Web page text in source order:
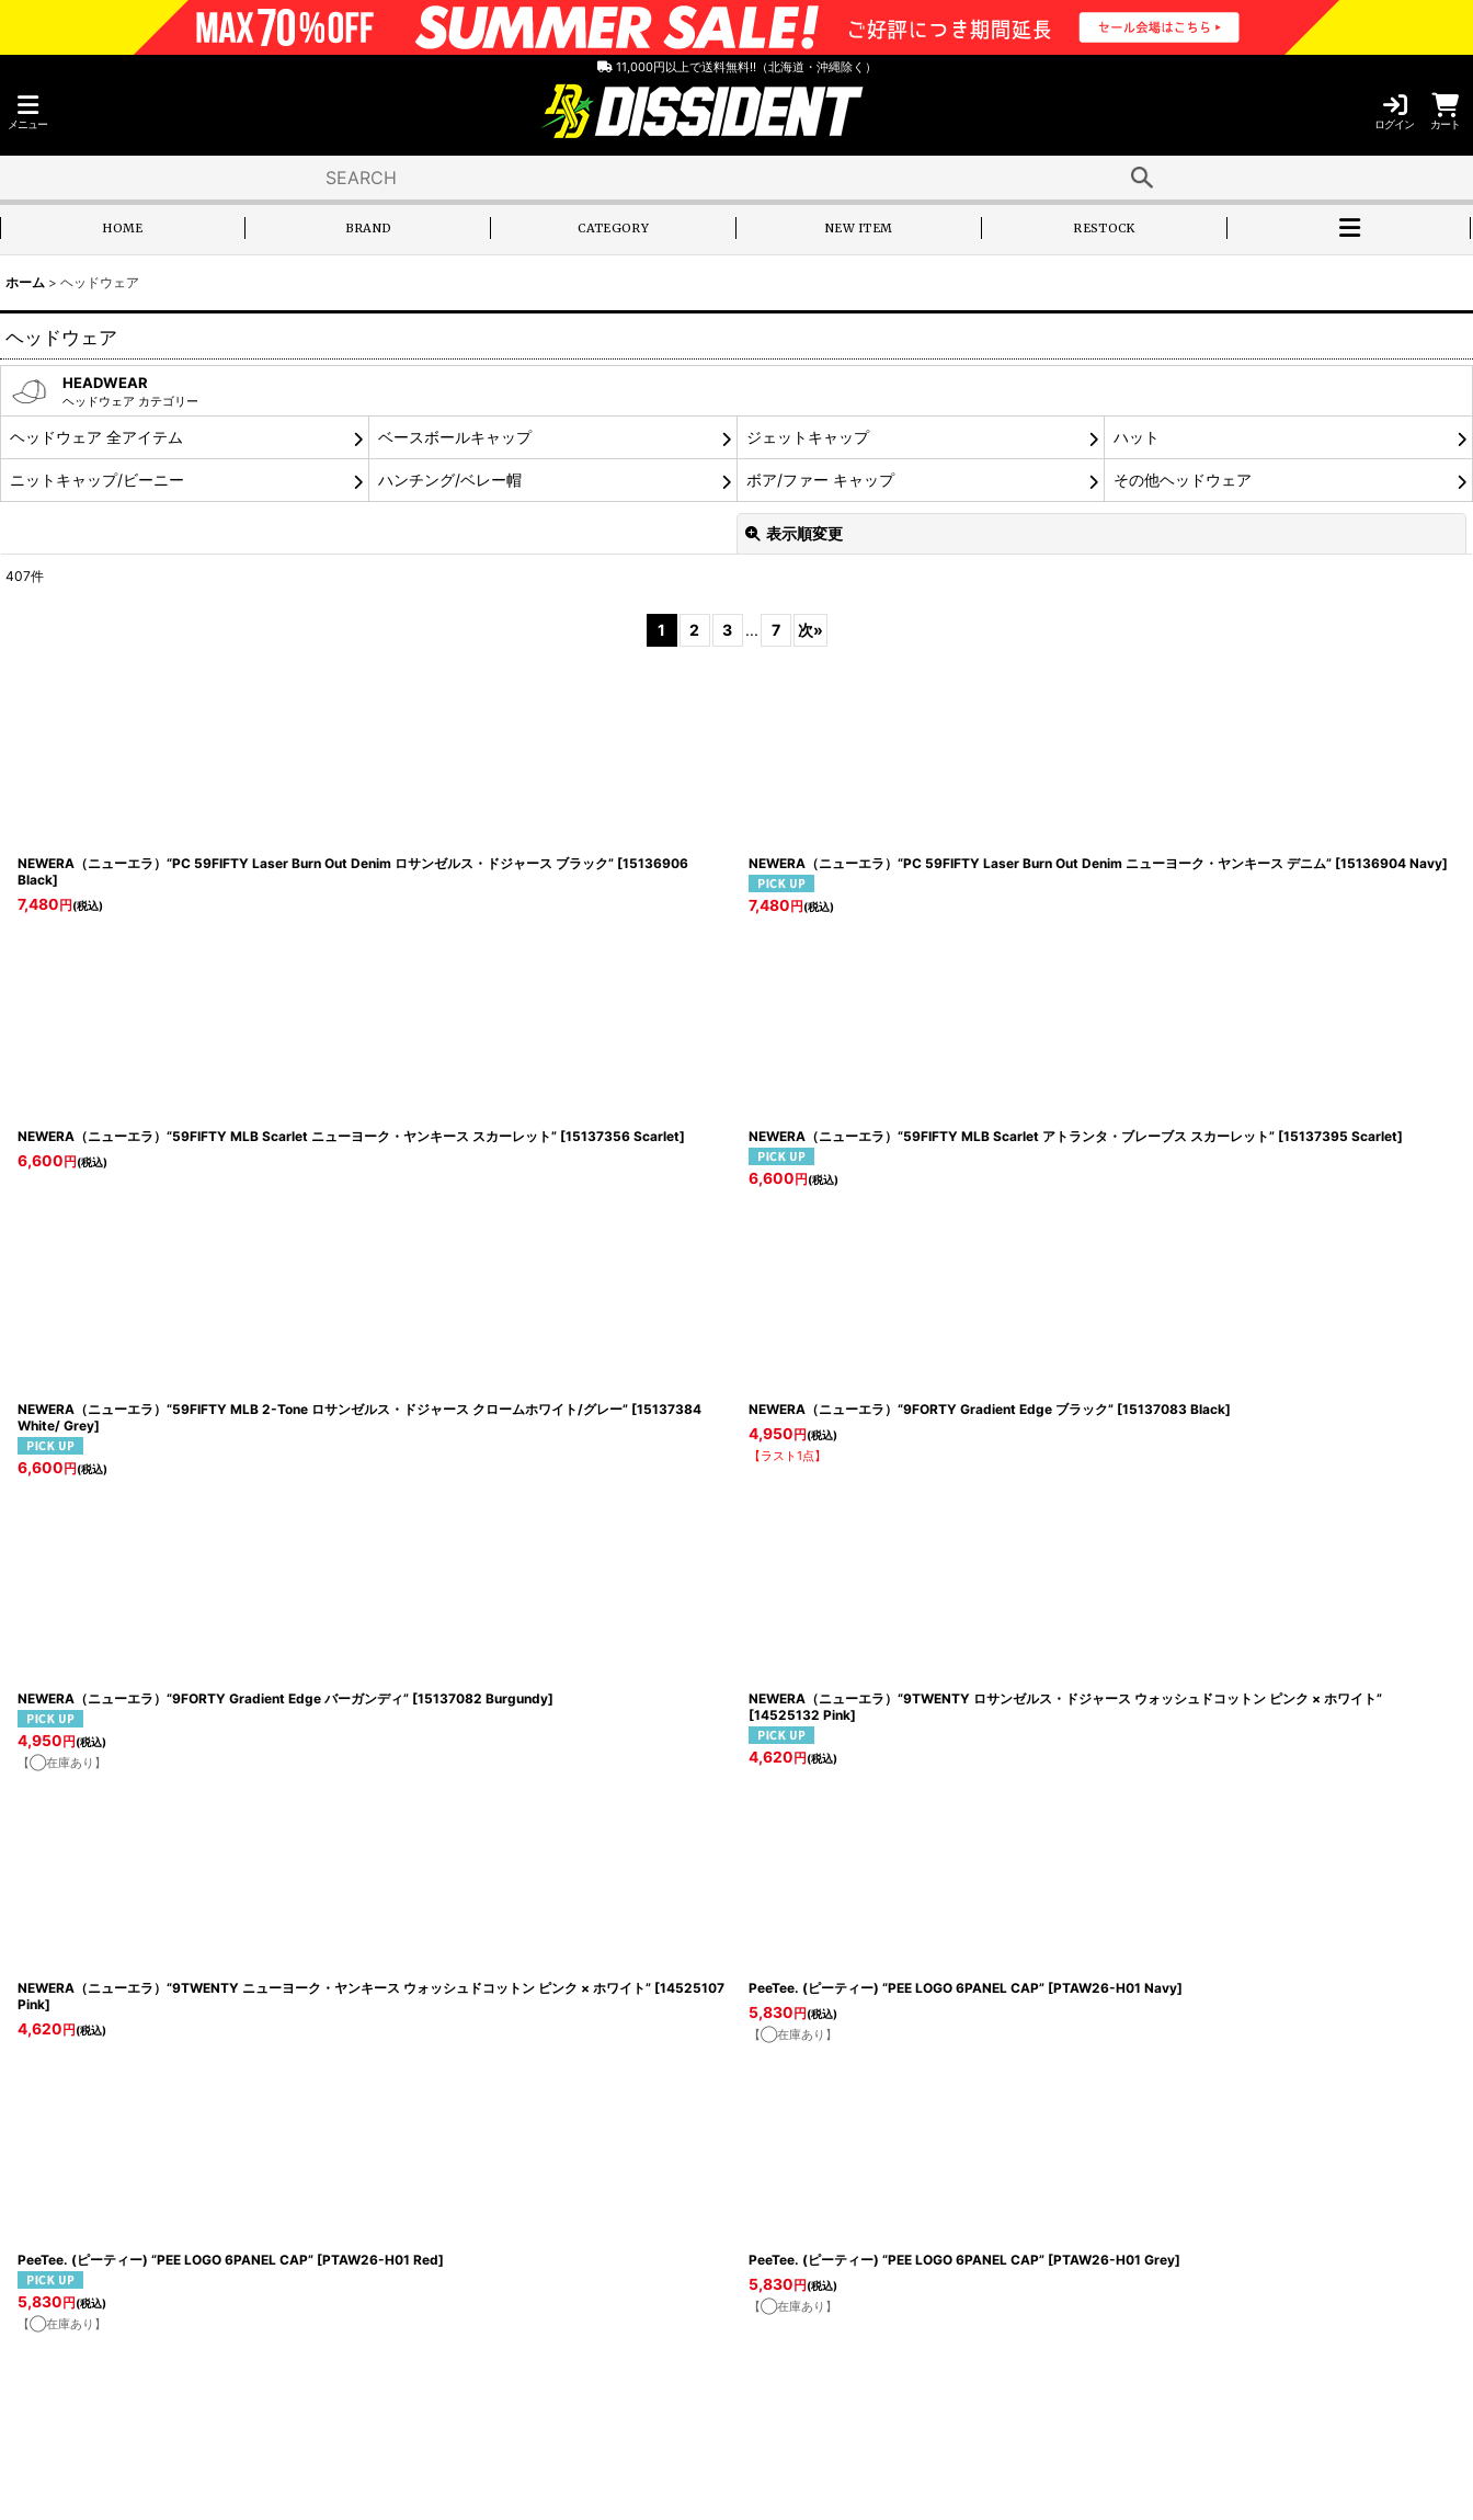
11,000円以上で送料無料!!（北海道・沖縄除く）
メニュー ログイン カート
HOME BRAND CATEGORY NEW ITEM RESTOCK
ホーム > ヘッドウェア
ヘッドウェア
HEADWEAR
ヘッドウェア カテゴリー
ヘッドウェア 全アイテム ベースボールキャップ ジェットキャップ ハット
ニットキャップ/ビーニー ハンチング/ベレー帽 ボア/ファー キャップ その他ヘッドウェア
表示順変更
407件
1 2 3 ... 7 次»
NEWERA（ニューエラ）“PC 59FIFTY Laser Burn Out Denim ロサンゼルス・ドジャース ブラック” [15136906
Black]
7,480 円 (税込)
NEWERA（ニューエラ）“PC 59FIFTY Laser Burn Out Denim ニューヨーク・ヤンキース デニム” [15136904 Navy]
7,480 円 (税込)
NEWERA（ニューエラ）“59FIFTY MLB Scarlet ニューヨーク・ヤンキース スカーレット” [15137356 Scarlet]
6,600 円 (税込)
NEWERA（ニューエラ）“59FIFTY MLB Scarlet アトランタ・ブレーブス スカーレット” [15137395 Scarlet]
6,600 円 (税込)
NEWERA（ニューエラ）“59FIFTY MLB 2-Tone ロサンゼルス・ドジャース クロームホワイト/グレー” [15137384
White/ Grey]
6,600 円 (税込)
NEWERA（ニューエラ）“9FORTY Gradient Edge ブラック” [15137083 Black]
4,950 円 (税込)
【ラスト1点】
NEWERA（ニューエラ）“9FORTY Gradient Edge バーガンディ” [15137082 Burgundy]
4,950 円 (税込)
【◯在庫あり】
NEWERA（ニューエラ）“9TWENTY ロサンゼルス・ドジャース ウォッシュドコットン ピンク × ホワイト”
[14525132 Pink]
4,620 円 (税込)
NEWERA（ニューエラ）“9TWENTY ニューヨーク・ヤンキース ウォッシュドコットン ピンク × ホワイト” [14525107
Pink]
4,620 円 (税込)
PeeTee. (ピーティー) “PEE LOGO 6PANEL CAP” [PTAW26-H01 Navy]
5,830 円 (税込)
【◯在庫あり】
PeeTee. (ピーティー) “PEE LOGO 6PANEL CAP” [PTAW26-H01 Red]
5,830 円 (税込)
【◯在庫あり】
PeeTee. (ピーティー) “PEE LOGO 6PANEL CAP” [PTAW26-H01 Grey]
5,830 円 (税込)
【◯在庫あり】